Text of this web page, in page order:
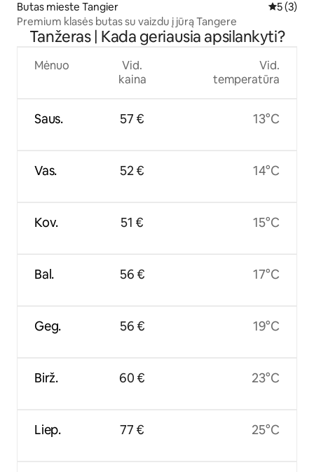
Butas mieste Tangier Vidutinis
5 (3)
Premium klasės butas su vaizdu į jūrą Tangere
Tanžeras | Kada geriausia apsilankyti?
Mėnuo
Saus.
Vas.
Kov.
Bal.
Geg.
Birž.
Liep.
Vid.
kaina
57 €
52 €
51 €
56 €
56 €
60 €
77 €
Vid.
temperatūra
13°C
14°C
15°C
17°C
19°C
23°C
25°C